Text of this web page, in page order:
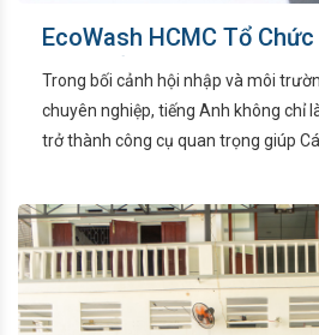
EcoWash HCMC Tổ
Lực Tiếng Anh Toàn Diện
Nhân Viên
Trong bối cảnh hội nhập và môi
chuyên nghiệp, tiếng Anh không chỉ
trở thành công cụ quan trọng giúp
sẵn sàng làm việc với đối tác ngoài